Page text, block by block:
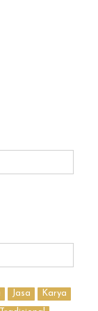
Jasa Karya